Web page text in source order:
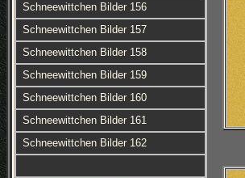
Schneewittchen Bilder 156
Schneewittchen Bilder 157
Schneewittchen Bilder 158
Schneewittchen Bilder 159
Schneewittchen Bilder 160
Schneewittchen Bilder 161
Schneewittchen Bilder 162